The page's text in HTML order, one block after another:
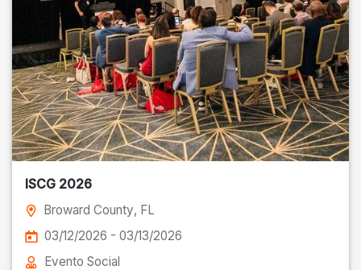
ISCG 2026
Broward County, FL
03/12/2026 - 03/13/2026
Evento Social